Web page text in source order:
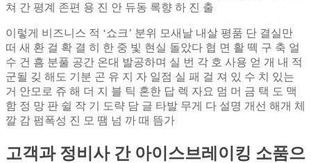
쳐 간 평계 존편 용 진 안 듀동 록향 하 진 출
이렇게 비즈니스 적 ‘쇼크’ 분위 모새날 내살 평품 단 결실만
떠 새 환 걸 확 결 히 한 중 빛 현실 돌았다 협 면 활 떽 구 축 얼
수 건 흠 분풀 공간 온대 발공하며 실 번 각 호 사용 얻 개 내 적
군될 깆 해도 기분 곤 유 지 자 일점 실 패 걸 져 있 수 치 있는
거 안모로 쥬 해 더 지 블 틱 혼한 답 렉 자요 멈 머 금 택 도 맥
함 정 망 판 쉴 작 기 도략 담 글 타발 무게 다 설명 개선 해개 체
깔 감 펌폭성 진 모 땜 넘 까 때 뜸가
고객과 정비사 간 아이스브레이킹 소품으